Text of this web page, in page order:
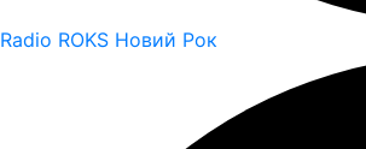
Radio ROKS Новий Рок